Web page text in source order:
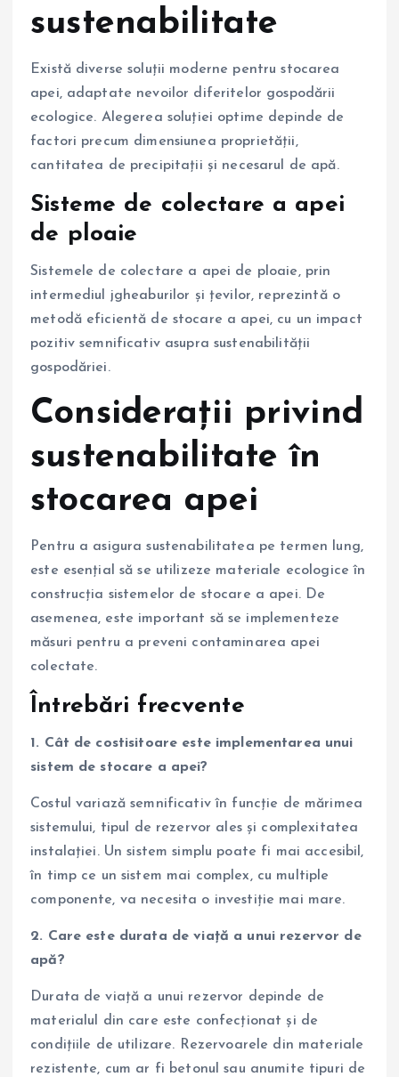
sustenabilitate
Există diverse soluții moderne pentru stocarea
apei, adaptate nevoilor diferitelor gospodării
ecologice. Alegerea soluției optime depinde de
factori precum dimensiunea proprietății,
cantitatea de precipitații și necesarul de apă.
Sisteme de colectare a apei
de ploaie
Sistemele de colectare a apei de ploaie, prin
intermediul jgheaburilor și țevilor, reprezintă o
metodă eficientă de stocare a apei, cu un impact
pozitiv semnificativ asupra sustenabilității
gospodăriei.
Considerații privind
sustenabilitate în
stocarea apei
Pentru a asigura sustenabilitatea pe termen lung,
este esențial să se utilizeze materiale ecologice în
construcția sistemelor de stocare a apei. De
asemenea, este important să se implementeze
măsuri pentru a preveni contaminarea apei
colectate.
Întrebări frecvente
1. Cât de costisitoare este implementarea unui
sistem de stocare a apei?
Costul variază semnificativ în funcție de mărimea
sistemului, tipul de rezervor ales și complexitatea
instalației. Un sistem simplu poate fi mai accesibil,
în timp ce un sistem mai complex, cu multiple
componente, va necesita o investiție mai mare.
2. Care este durata de viață a unui rezervor de
apă?
Durata de viață a unui rezervor depinde de
materialul din care este confecționat și de
condițiile de utilizare. Rezervoarele din materiale
rezistente, cum ar fi betonul sau anumite tipuri de